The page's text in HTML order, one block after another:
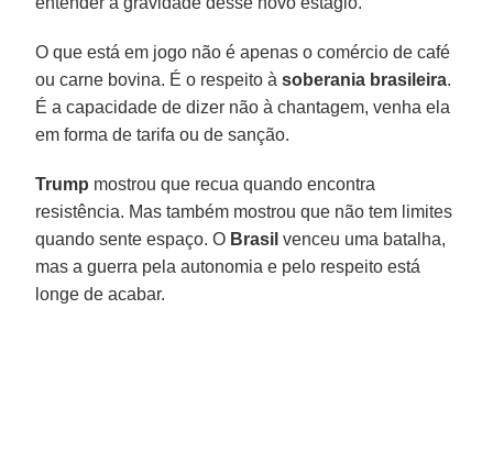
O que está em jogo não é apenas o comércio de café
ou carne bovina. É o respeito àsoberania brasileira.
É a capacidade de dizer não à chantagem, venha ela
em forma de tarifa ou de sanção.
Trump mostrou que recua quando encontra
resistência. Mas também mostrou que não tem limites
quando sente espaço. O Brasil venceu uma batalha,
mas a guerra pela autonomia e pelo respeito está
longe de acabar.